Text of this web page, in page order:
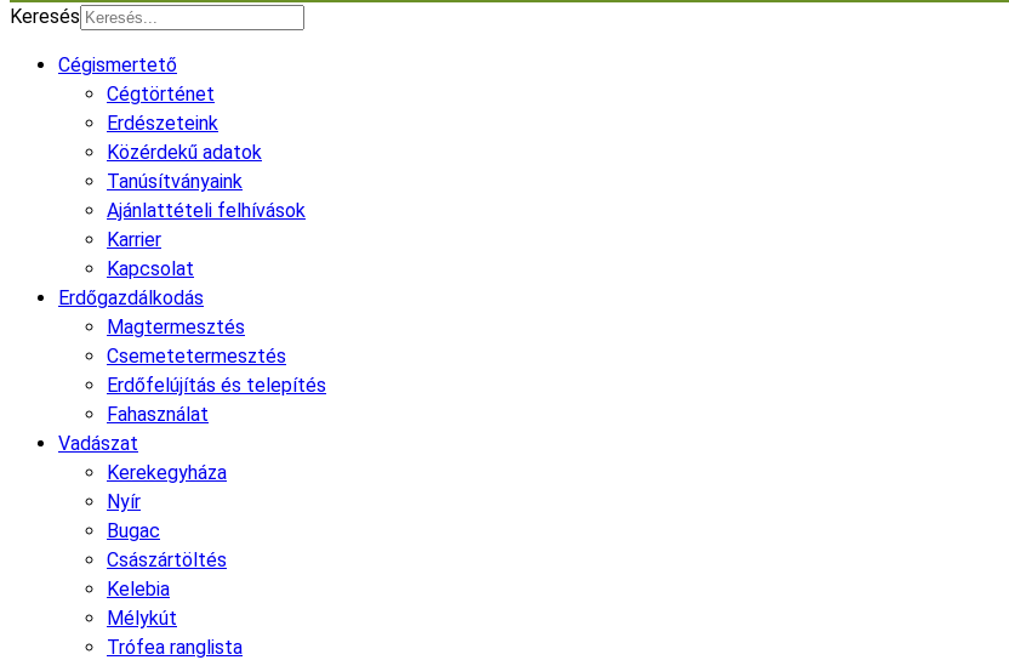
Keresés
Cégismertető
Cégtörténet
Erdészeteink
Közérdekű adatok
Tanúsítványaink
Ajánlattételi felhívások
Karrier
Kapcsolat
Erdőgazdálkodás
Magtermesztés
Csemetetermesztés
Erdőfelújítás és telepítés
Fahasználat
Vadászat
Kerekegyháza
Nyír
Bugac
Császártöltés
Kelebia
Mélykút
Trófea ranglista